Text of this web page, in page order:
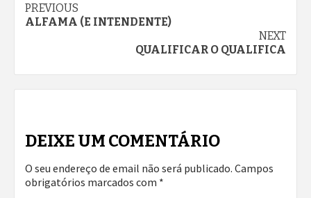
Continue
PREVIOUS
ALFAMA (E INTENDENTE)
NEXT
QUALIFICAR O QUALIFICA
DEIXE UM COMENTÁRIO
O seu endereço de email não será publicado. Campos
obrigatórios marcados com *